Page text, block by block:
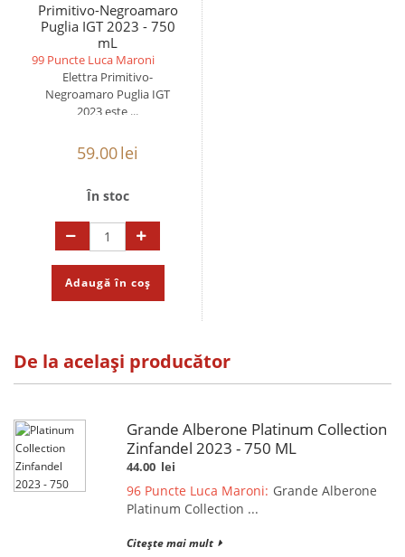
Primitivo-Negroamaro
Puglia IGT 2023 - 750
mL
99 Puncte Luca Maroni
Elettra Primitivo-
Negroamaro Puglia IGT
2023 este ...
59.00lei
În stoc
Adaugă în coș
De la același producător
Grande Alberone Platinum Collection
Zinfandel 2023 - 750 ML
44.00 lei
96 Puncte Luca Maroni: Grande Alberone
Platinum Collection ...
Citește mai mult